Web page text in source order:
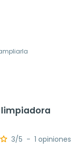
limpiadora
3/5 - 1 opiniones